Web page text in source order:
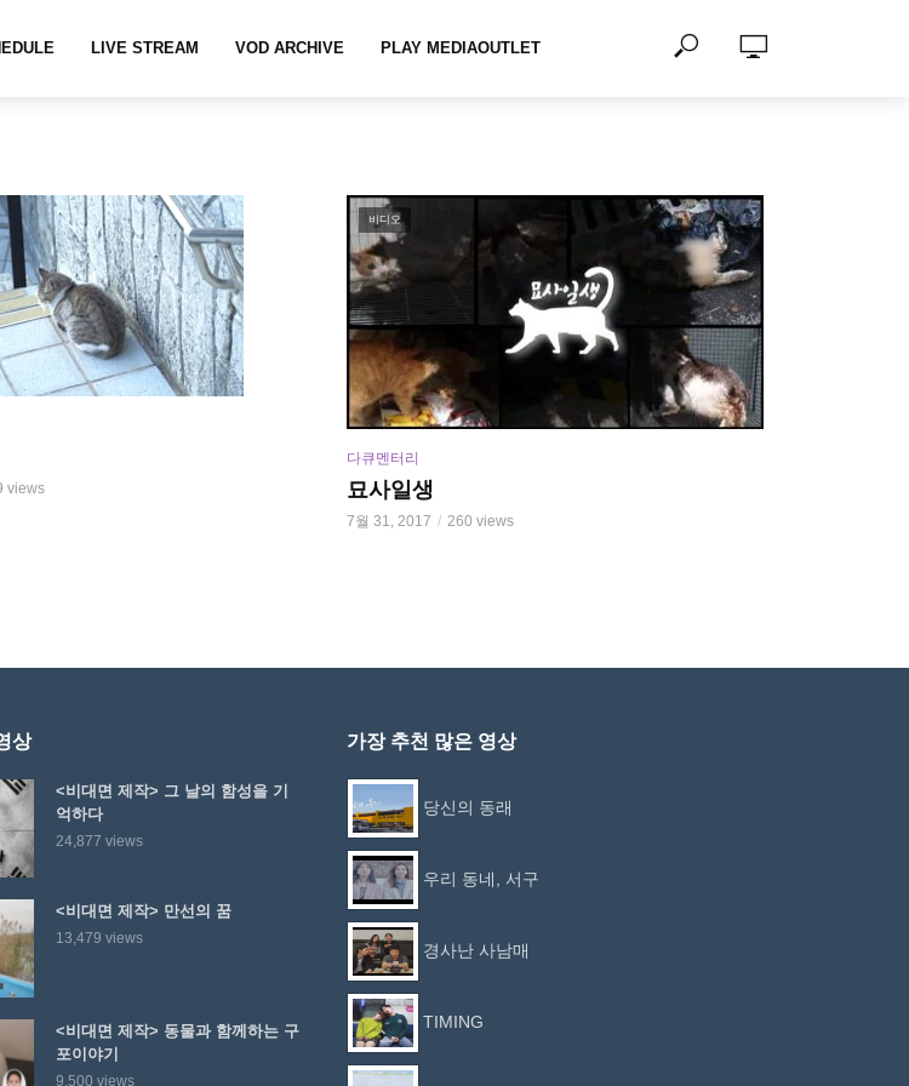
LIVE STREAM VOD ARCHIVE PLAY MEDIAOUTLET
views
비디오
다큐멘터리
묘사일생
7월 31, 2017 260 views
상
<비대면 제작> 그 날의 함성을 기
억하다
24,877 views
<비대면 제작> 만선의 꿈
13,479 views
<비대면 제작> 동물과 함께하는 구
포이야기
9,500 views
가장 추천 많은 영상
당신의 동래
우리 동네, 서구
경사난 사남매
TIMING